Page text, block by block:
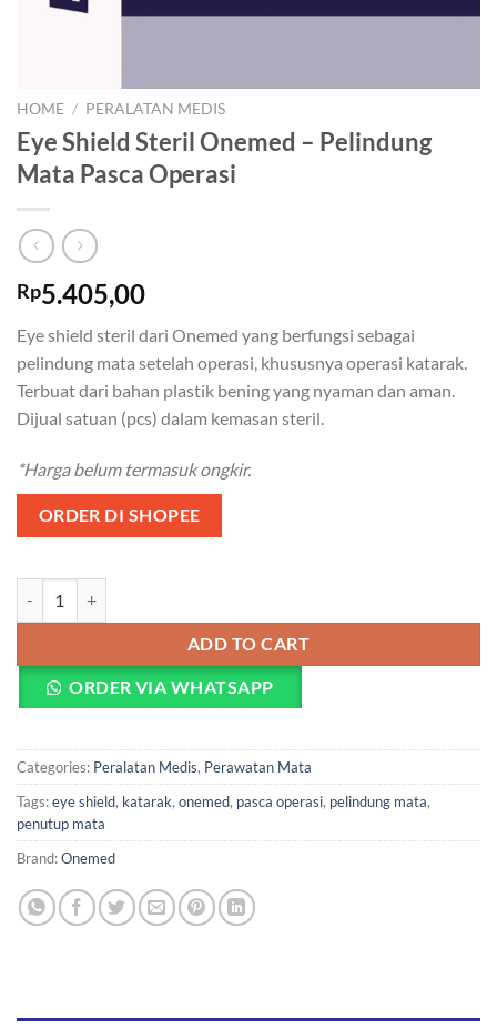
HOME / PERALATAN MEDIS
Eye Shield Steril Onemed – Pelindung
Mata Pasca Operasi
Rp5.405,00
Eye shield steril dari Onemed yang berfungsi sebagai
pelindung mata setelah operasi, khususnya operasi katarak.
Terbuat dari bahan plastik bening yang nyaman dan aman.
Dijual satuan (pcs) dalam kemasan steril.
*Harga belum termasuk ongkir.
ORDER DI SHOPEE
ADD TO CART
ORDER VIA WHATSAPP
Categories: Peralatan Medis, Perawatan Mata
Tags:eye shield, katarak, onemed, pasca operasi, pelindung mata,
penutup mata
Brand:Onemed